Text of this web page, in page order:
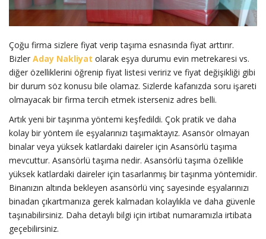
Çoğu firma sizlere fiyat verip taşıma esnasında fiyat arttırır.
Bizler Aday Nakliyat olarak eşya durumu evin metrekaresi vs.
diğer özelliklerini öğrenip fiyat listesi veririz ve fiyat değişikliği gibi
bir durum söz konusu bile olamaz. Sizlerde kafanızda soru işareti
olmayacak bir firma tercih etmek isterseniz adres belli.
Artık yeni bir taşınma yöntemi keşfedildi. Çok pratik ve daha
kolay bir yöntem ile eşyalarınızı taşımaktayız. Asansör olmayan
binalar veya yüksek katlardaki daireler için Asansörlü taşıma
mevcuttur. Asansörlü taşıma nedir. Asansörlü taşıma özellikle
yüksek katlardaki daireler için tasarlanmış bir taşınma yöntemidir.
Binanızın altında bekleyen asansörlü vinç sayesinde eşyalarınızı
binadan çıkartmanıza gerek kalmadan kolaylıkla ve daha güvenle
taşınabilirsiniz. Daha detaylı bilgi için irtibat numaramızla irtibata
geçebilirsiniz.